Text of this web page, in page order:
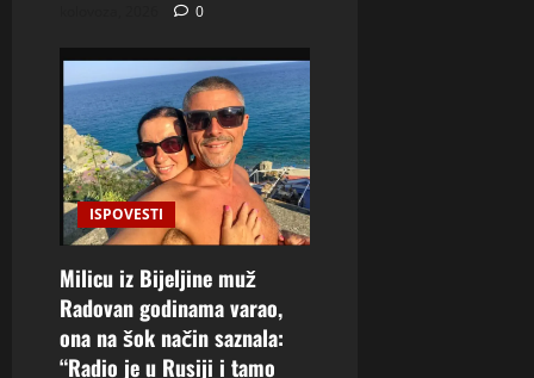
0
ISPOVESTI
Milicu iz Bijeljine muž
Radovan godinama varao,
ona na šok način saznala:
“Radio je u Rusiji i tamo